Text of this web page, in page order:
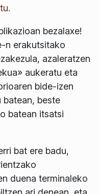
bezalaxe!
n erakutsitako
azaleratzen
aukeratu eta
bide-izen
beste
batean itsatsi
bat ere badu,
duena terminaleko